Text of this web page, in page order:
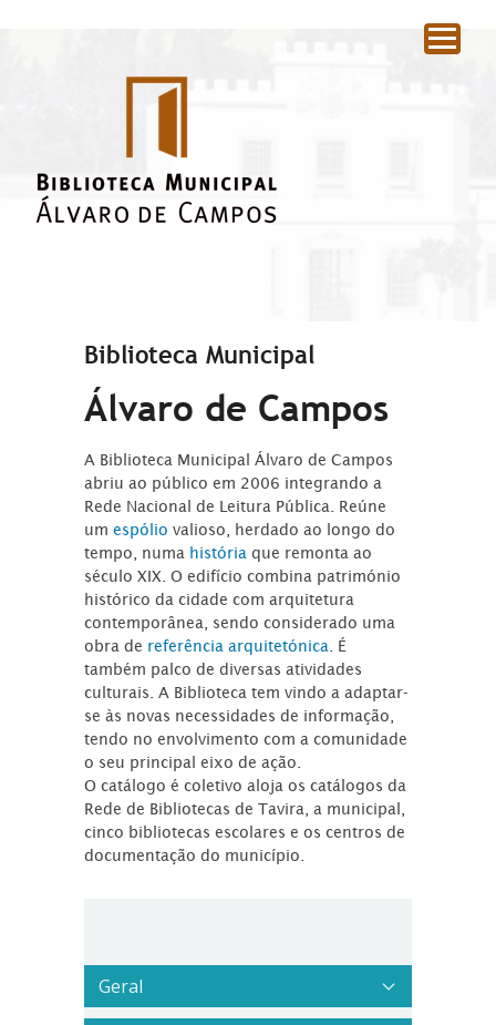
Biblioteca Municipal
Álvaro de Campos
A Biblioteca Municipal Álvaro de Campos
abriu ao público em 2006 integrando a
Rede Nacional de Leitura Pública. Reúne
umespóliovalioso, herdado ao longo do
tempo, numa história que remonta ao
século XIX. O edifício combina património
histórico da cidade com arquitetura
contemporânea, sendo considerado uma
obra de referência arquitetónica . É
também palco de diversas atividades
culturais. A Biblioteca tem vindo a adaptar-
se às novas necessidades de informação,
tendo no envolvimento com a comunidade
o seu principal eixo de ação.
O catálogo é coletivo aloja os catálogos da
Rede de Bibliotecas de Tavira, a municipal,
cinco bibliotecas escolares e os centros de
documentação do município.